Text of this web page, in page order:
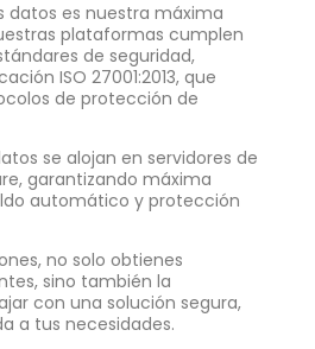
datos es nuestra máxima
plataformas cumplen
de seguridad,
ISO 27001:2013, que
de protección de
se alojan en servidores de
garantizando máxima
automático y protección
no solo obtienes
sino también la
con una solución segura,
a tus necesidades.